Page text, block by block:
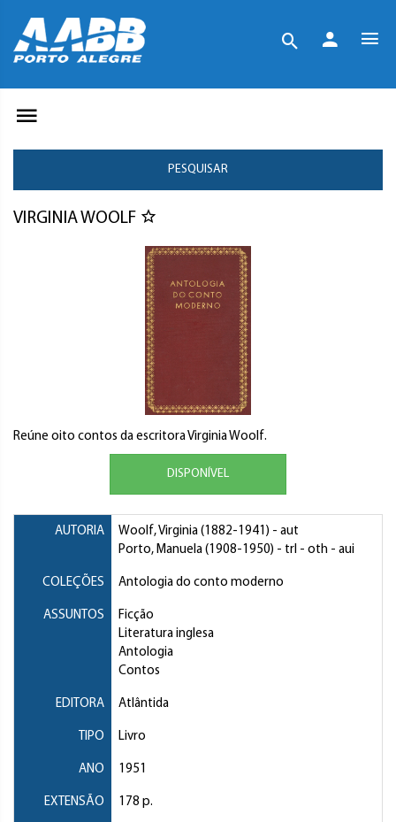
PESQUISAR
VIRGINIA WOOLF
Reúne oito contos da escritora Virginia Woolf.
DISPONÍVEL
AUTORIA Woolf, Virginia (1882-1941) - aut
Porto, Manuela (1908-1950) - trl - oth - aui
COLEÇÕES Antologia do conto moderno
ASSUNTOS
Ficção
Literatura inglesa
Antologia
Contos
EDITORA Atlântida
TIPO Livro
ANO 1951
EXTENSÃO 178 p.